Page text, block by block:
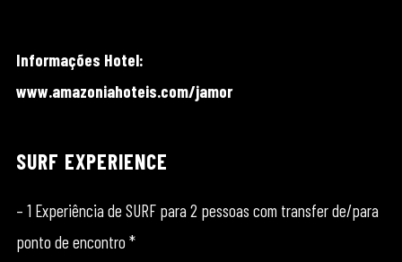
Informações Hotel:
www.amazoniahoteis.com/jamor
SURF EXPERIENCE
– 1 Experiência de SURF para 2 pessoas com transfer de/para
ponto de encontro *